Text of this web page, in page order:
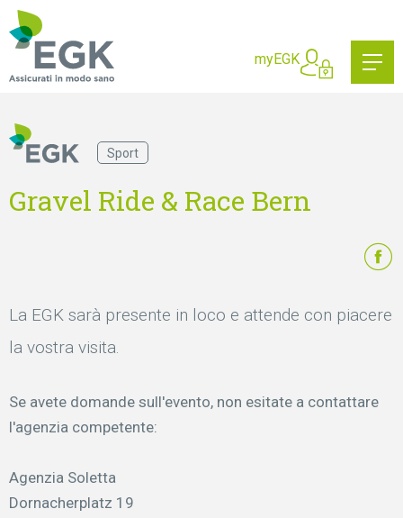
myEGK
Sport
Gravel Ride & Race Bern
La EGK sarà presente in loco e attende con piacere
la vostra visita.
Se avete domande sull'evento, non esitate a contattare
l'agenzia competente:
Agenzia Soletta
Dornacherplatz 19
Cosa state cercando?